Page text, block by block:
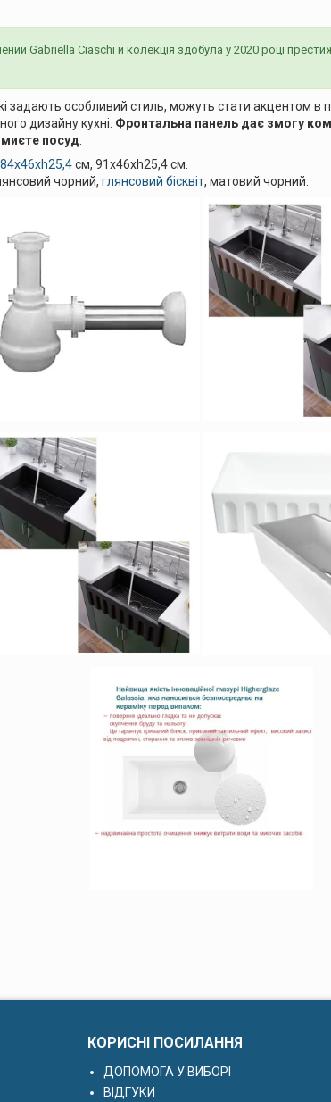
Gabriella Ciaschi й колекція здобула у 2020 році
задають особливий стиль, можуть стати акцентом в
дизайну кухні. Фронтальна панель дає змогу
посуд
84x46xh25,4см, 91x46xh25,4 см.
чорний, глянсовий бісквіт, матовий чорний.
КОРИСНІ ПОСИЛАННЯ
ДОПОМОГА У ВИБОРІ
ВІДГУКИ